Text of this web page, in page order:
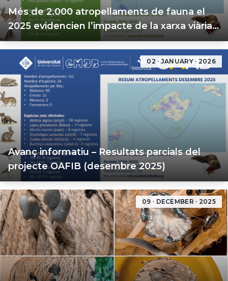
Més de 2.000 atropellaments de fauna el
2025 evidencien l’impacte de la xarxa viària
a les Illes Balears
02 · JANUARY · 2026
Avanç informatiu – Resultats parcials del
projecte OAFIB (desembre 2025)
09 · DECEMBER · 2025